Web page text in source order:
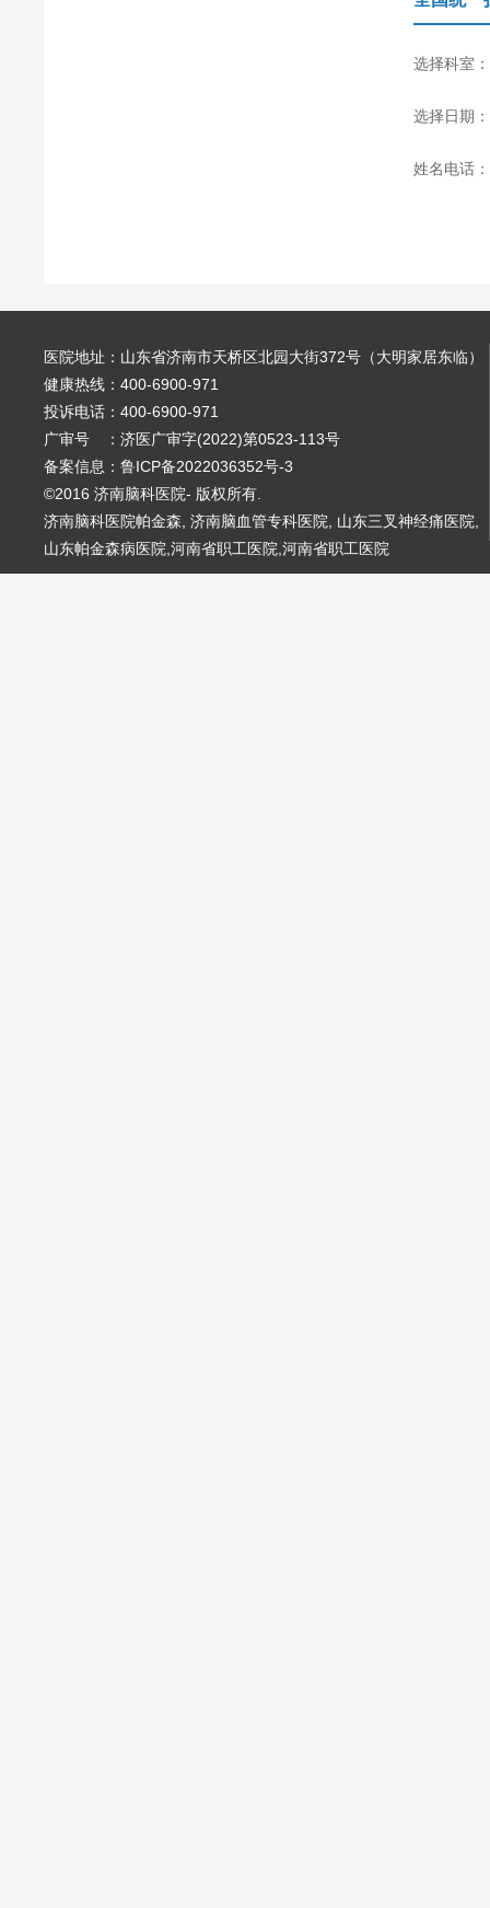
选择科室：
选择日期：
姓名电话：
医院地址：山东省济南市天桥区北园大街372号（大明家居东临）
健康热线：400-6900-971
投诉电话：400-6900-971
广审号 ：济医广审字(2022)第0523-113号
备案信息：鲁ICP备2022036352号-3
©2016 济南脑科医院- 版权所有.
济南脑科医院帕金森 济南脑血管专科医院 山东三叉神经痛医院
山东帕金森病医院 河南省职工医院 河南省职工医院